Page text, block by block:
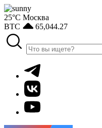
25°С Москва
BTC
65,044.27